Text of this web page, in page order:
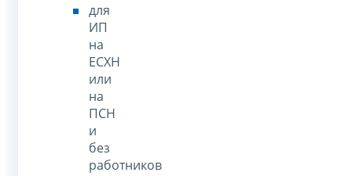
для
ИП
на
ЕСХН
или
на
ПСН
и
без
работников